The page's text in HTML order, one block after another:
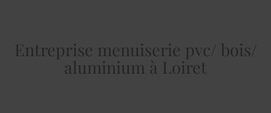
Entreprise menuiserie pvc/ bois/
aluminium à Loiret